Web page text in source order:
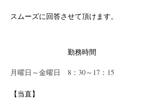
スムーズに回答させて頂けます。
勤務時間
月曜日～金曜日　8：30～17：15
【当直】